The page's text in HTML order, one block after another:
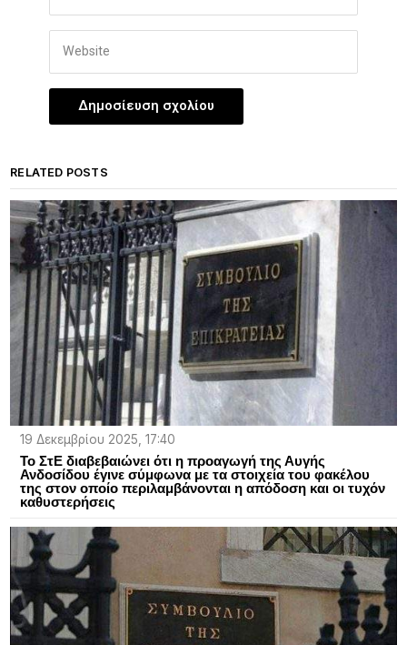
RELATED POSTS
19 Δεκεμβρίου 2025, 17:40
Το ΣτΕ διαβεβαιώνει ότι η προαγωγή της Αυγής
Ανδοσίδου έγινε σύμφωνα με τα στοιχεία του φακέλου
της στον οποίο περιλαμβάνονται η απόδοση και οι τυχόν
καθυστερήσεις